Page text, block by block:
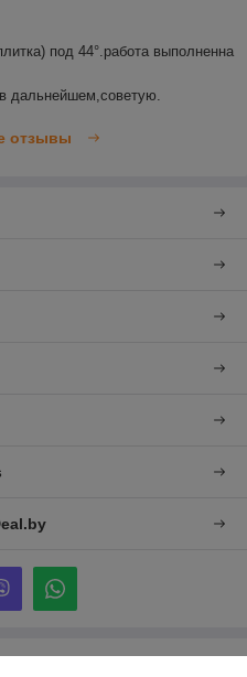
под 44°.работа выполненна
дальнейшем,советую.
отзывы